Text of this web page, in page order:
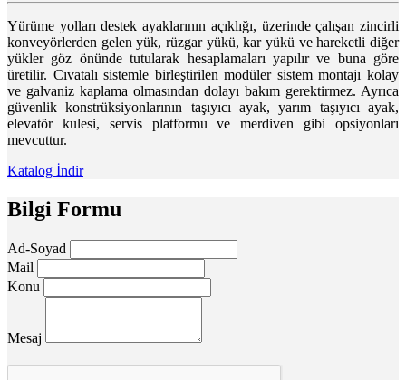
Yürüme yolları destek ayaklarının açıklığı, üzerinde çalışan zincirli
konveyörlerden gelen yük, rüzgar yükü, kar yükü ve hareketli diğer
yükler göz önünde tutularak hesaplamaları yapılır ve buna göre
üretilir. Cıvatalı sistemle birleştirilen modüler sistem montajı kolay
ve galvaniz kaplama olmasından dolayı bakım gerektirmez. Ayrıca
güvenlik konstrüksiyonlarının taşıyıcı ayak, yarım taşıyıcı ayak,
elevatör kulesi, servis platformu ve merdiven gibi opsiyonları
mevcuttur.
Katalog İndir
Bilgi Formu
Ad-Soyad
Mail
Konu
Mesaj